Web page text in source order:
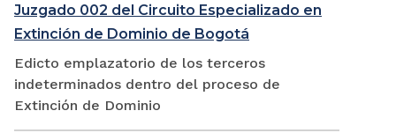
Juzgado 002 del Circuito Especializado en
Extinción de Dominio de Bogotá
Edicto emplazatorio de los terceros
indeterminados dentro del proceso de
Extinción de Dominio